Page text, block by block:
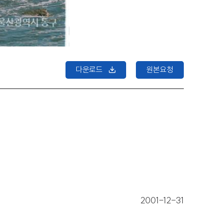
다운로드 원본요청
2001-12-31